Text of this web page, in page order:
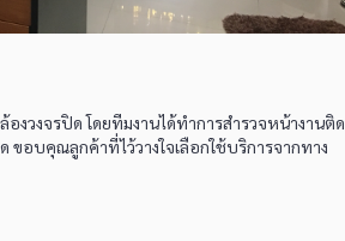
วงจรปิด โดยทีมงานได้ทำการสำรวจหน้างานติด
อบคุณลูกค้าที่ไว้วางใจเลือกใช้บริการจากทาง